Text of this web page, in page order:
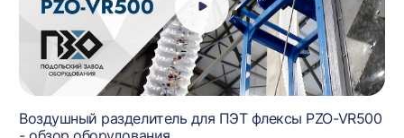
Воздушный разделитель для ПЭТ флексы PZO-VR500